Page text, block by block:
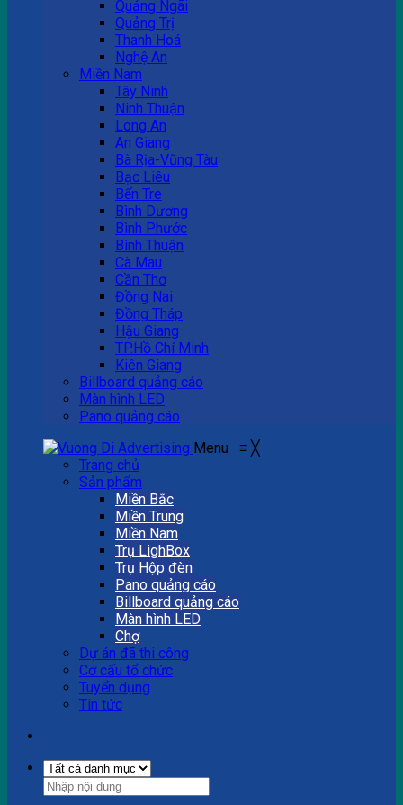
Quảng Ngãi
Quảng Trị
Thanh Hoá
Nghệ An
Miền Nam
Tây Ninh
Ninh Thuận
Long An
An Giang
Bà Rịa-Vũng Tàu
Bạc Liêu
Bến Tre
Bình Dương
Bình Phước
Bình Thuận
Cà Mau
Cần Thơ
Đồng Nai
Đồng Tháp
Hậu Giang
TP.Hồ Chí Minh
Kiên Giang
Billboard quảng cáo
Màn hình LED
Pano quảng cáo
Menu ≡ ╳
Trang chủ
Sản phẩm
Miền Bắc
Miền Trung
Miền Nam
Trụ LighBox
Trụ Hộp đèn
Pano quảng cáo
Billboard quảng cáo
Màn hình LED
Chợ
Dự án đã thi công
Cơ cấu tổ chức
Tuyển dụng
Tin tức